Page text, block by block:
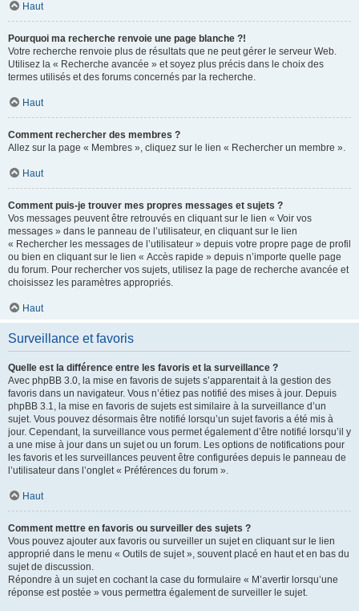
Haut
Pourquoi ma recherche renvoie une page blanche ?!
Votre recherche renvoie plus de résultats que ne peut gérer le serveur Web.
Utilisez la « Recherche avancée » et soyez plus précis dans le choix des
termes utilisés et des forums concernés par la recherche.
Haut
Comment rechercher des membres ?
Allez sur la page « Membres », cliquez sur le lien « Rechercher un membre ».
Haut
Comment puis-je trouver mes propres messages et sujets ?
Vos messages peuvent être retrouvés en cliquant sur le lien « Voir vos
messages » dans le panneau de l’utilisateur, en cliquant sur le lien
« Rechercher les messages de l’utilisateur » depuis votre propre page de profil
ou bien en cliquant sur le lien « Accès rapide » depuis n’importe quelle page
du forum. Pour rechercher vos sujets, utilisez la page de recherche avancée et
choisissez les paramètres appropriés.
Haut
Surveillance et favoris
Quelle est la différence entre les favoris et la surveillance ?
Avec phpBB 3.0, la mise en favoris de sujets s’apparentait à la gestion des
favoris dans un navigateur. Vous n’étiez pas notifié des mises à jour. Depuis
phpBB 3.1, la mise en favoris de sujets est similaire à la surveillance d’un
sujet. Vous pouvez désormais être notifié lorsqu’un sujet favoris a été mis à
jour. Cependant, la surveillance vous permet également d’être notifié lorsqu’il y
a une mise à jour dans un sujet ou un forum. Les options de notifications pour
les favoris et les surveillances peuvent être configurées depuis le panneau de
l’utilisateur dans l’onglet « Préférences du forum ».
Haut
Comment mettre en favoris ou surveiller des sujets ?
Vous pouvez ajouter aux favoris ou surveiller un sujet en cliquant sur le lien
approprié dans le menu « Outils de sujet », souvent placé en haut et en bas du
sujet de discussion.
Répondre à un sujet en cochant la case du formulaire « M’avertir lorsqu’une
réponse est postée » vous permettra également de surveiller le sujet.